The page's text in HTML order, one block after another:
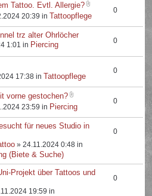
Tattoo. Evtl. Allergie?
20:39 in Tattoopflege
0
trz alter Ohrlöcher
1:01 in Piercing 0
17:38 in Tattoopflege
0
vorne gestochen?
23:59 in Piercing
0
für neues Studio in
» 24.11.2024 0:48 in
(Biete & Suche)
0
Projekt über Tattoos und
19:59 in
0